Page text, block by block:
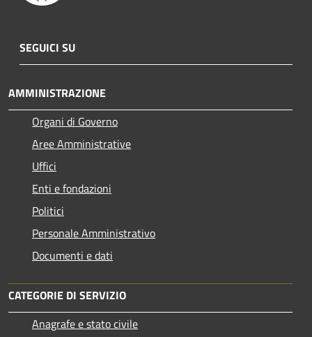
SEGUICI SU
AMMINISTRAZIONE
Organi di Governo
Aree Amministrative
Uffici
Enti e fondazioni
Politici
Personale Amministrativo
Documenti e dati
CATEGORIE DI SERVIZIO
Anagrafe e stato civile